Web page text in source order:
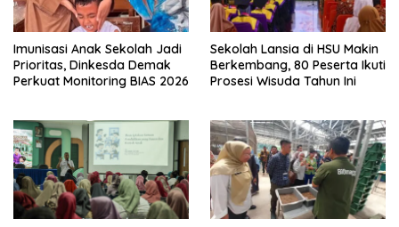
Imunisasi Anak Sekolah Jadi
Prioritas, Dinkesda Demak
Perkuat Monitoring BIAS 2026
Sekolah Lansia di HSU Makin
Berkembang, 80 Peserta Ikuti
Prosesi Wisuda Tahun Ini